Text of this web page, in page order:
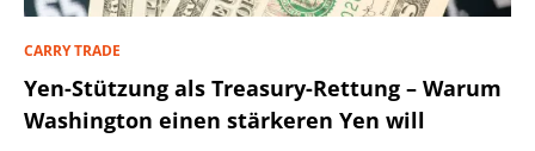
CARRY TRADE
Yen-Stützung als Treasury-Rettung – Warum
Washington einen stärkeren Yen will